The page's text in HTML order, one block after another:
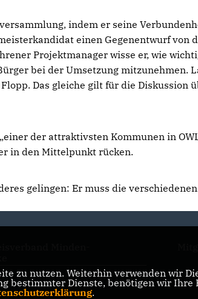
indem er seine
einen Gegenentwurf von
Projektmanager wisse er, wie
bei der Umsetzung mitzunehmen.
Das gleiche gilt für die Diskussion
der attraktivsten Kommunen in
in den Mittelpunkt rücken.
gelingen: Er muss die verschiedenen
zu nutzen. Weiterhin verwenden wir
bestimmter Dienste, benötigen wir
.